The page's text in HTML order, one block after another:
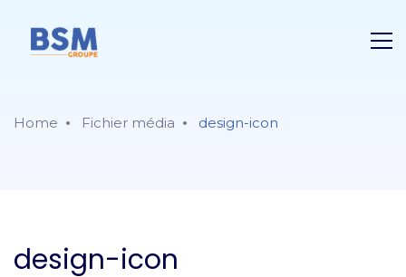
Home Fichier média design-icon
design-icon